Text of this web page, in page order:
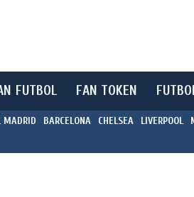
FUTBOL FAN TOKEN
MADRID BARCELONA CHELSEA LIVERPOOL